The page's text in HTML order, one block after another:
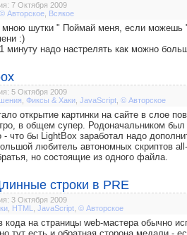
7 Октября 2009
© Авторское Всякое
шутки " Поймай меня, если можешь
:)
минуту надо настрелять как можно
5 Октября 2009
Фиксы & Хаки JavaScript © Авторское
открытие картинки на сайте в слое
в общем супер. Родоначальником
что бы LightBox заработал надо
любитель автономных скриптов
но состоящие из одного файла.
строки в PRE
3 Октября 2009
HTML JavaScript © Авторское
кода на страницы web-мастера обычно